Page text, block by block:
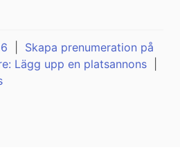
Skapa prenumeration på
Lägg upp en platsannons